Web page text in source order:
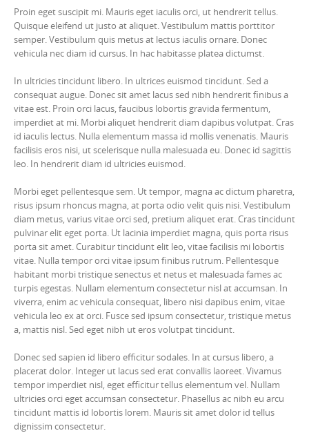
Proin eget suscipit mi. Mauris eget iaculis orci, ut hendrerit tellus.
Quisque eleifend ut justo at aliquet. Vestibulum mattis porttitor
semper. Vestibulum quis metus at lectus iaculis ornare. Donec
vehicula nec diam id cursus. In hac habitasse platea dictumst.
In ultricies tincidunt libero. In ultrices euismod tincidunt. Sed a
consequat augue. Donec sit amet lacus sed nibh hendrerit finibus a
vitae est. Proin orci lacus, faucibus lobortis gravida fermentum,
imperdiet at mi. Morbi aliquet hendrerit diam dapibus volutpat. Cras
id iaculis lectus. Nulla elementum massa id mollis venenatis. Mauris
facilisis eros nisi, ut scelerisque nulla malesuada eu. Donec id sagittis
leo. In hendrerit diam id ultricies euismod.
Morbi eget pellentesque sem. Ut tempor, magna ac dictum pharetra,
risus ipsum rhoncus magna, at porta odio velit quis nisi. Vestibulum
diam metus, varius vitae orci sed, pretium aliquet erat. Cras tincidunt
pulvinar elit eget porta. Ut lacinia imperdiet magna, quis porta risus
porta sit amet. Curabitur tincidunt elit leo, vitae facilisis mi lobortis
vitae. Nulla tempor orci vitae ipsum finibus rutrum. Pellentesque
habitant morbi tristique senectus et netus et malesuada fames ac
turpis egestas. Nullam elementum consectetur nisl at accumsan. In
viverra, enim ac vehicula consequat, libero nisi dapibus enim, vitae
vehicula leo ex at orci. Fusce sed ipsum consectetur, tristique metus
a, mattis nisl. Sed eget nibh ut eros volutpat tincidunt.
Donec sed sapien id libero efficitur sodales. In at cursus libero, a
placerat dolor. Integer ut lacus sed erat convallis laoreet. Vivamus
tempor imperdiet nisl, eget efficitur tellus elementum vel. Nullam
ultricies orci eget accumsan consectetur. Phasellus ac nibh eu arcu
tincidunt mattis id lobortis lorem. Mauris sit amet dolor id tellus
dignissim consectetur.